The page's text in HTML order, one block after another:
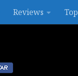
Reviews